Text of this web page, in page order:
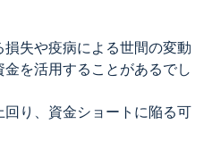
失や疫病による世間の変動
を活用することがあるでし
り、資金ショートに陥る可